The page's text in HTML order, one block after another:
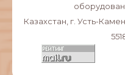
Казахстан, г. Усть-